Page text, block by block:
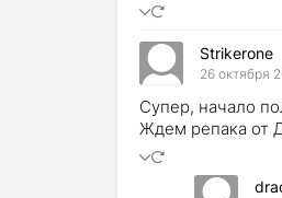
Strikerone
26 октября
Супер, начало
Ждем репака от